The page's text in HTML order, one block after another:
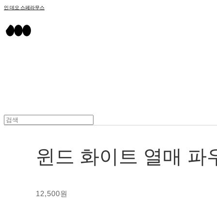
인 데오 스페라무스
윈드 화이트 열매 파
12,500원